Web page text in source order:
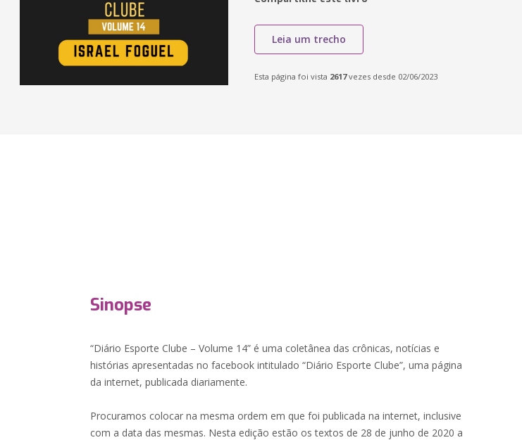
Leia um trecho
Esta página foi vista 2617vezes desde 02/06/2023
Sinopse
“Diário Esporte Clube – Volume 14” é uma coletânea das crônicas, notícias e
histórias apresentadas no facebook intitulado “Diário Esporte Clube”, uma página
da internet, publicada diariamente.
Procuramos colocar na mesma ordem em que foi publicada na internet, inclusive
com a data das mesmas. Nesta edição estão os textos de 28 de junho de 2020 a